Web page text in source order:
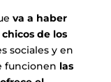
va a haber
de los
sociales y en
funcionen las